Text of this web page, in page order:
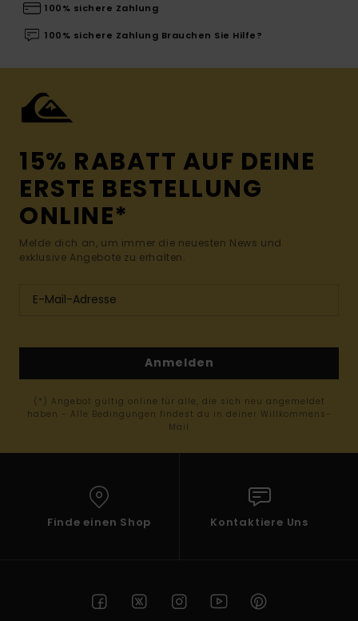
100% sichere Zahlung
100% sichere Zahlung Brauchen Sie Hilfe?
15% RABATT AUF DEINE
ERSTE BESTELLUNG
ONLINE*
Melde dich an, um immer die neuesten News und
exklusive Angebote zu erhalten.
Anmelden
(*) Angebot gültig online für alle, die sich neu angemeldet
haben - Alle Bedingungen findest du in deiner Willkommens-
Mail
Finde einen Shop Kontaktiere Uns